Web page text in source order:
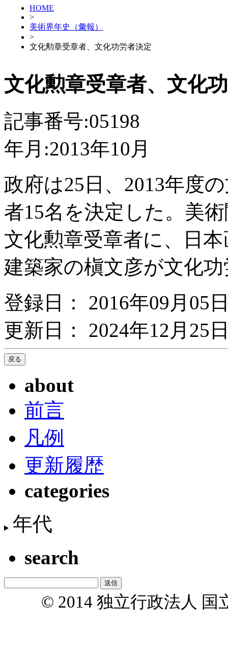
HOME
>
美術界年史（彙報）
>
文化勲章受章者、文化功労者決定
文化勲章受章者、文化
記事番号:05198
年月:2013年10月
政府は25日、2013年度
者15名を決定した。美
文化勲章受章者に、日
建築家の槇文彦が文化
登録日： 2016年09月05
更新日： 2024年12月25
about
前言
凡例
更新履歴
categories
年代
search
© 2014 独立行政法人 国